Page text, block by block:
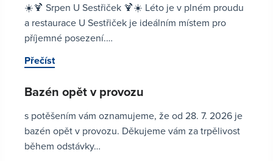
☀️🍹 Srpen U Sestřiček 🍹☀️ Léto je v plném proudu
a restaurace U Sestřiček je ideálním místem pro
příjemné posezení.…
Přečíst
Bazén opět v provozu
s potěšením vám oznamujeme, že od 28. 7. 2026 je
bazén opět v provozu. Děkujeme vám za trpělivost
během odstávky…